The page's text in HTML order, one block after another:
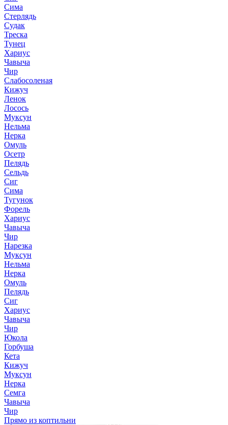
Сима
Стерлядь
Судак
Треска
Тунец
Хариус
Чавыча
Чир
Слабосоленая
Кижуч
Ленок
Лосось
Муксун
Нельма
Нерка
Омуль
Осетр
Пелядь
Сельдь
Сиг
Сима
Тугунок
Форель
Хариус
Чавыча
Чир
Нарезка
Муксун
Нельма
Нерка
Омуль
Пелядь
Сиг
Хариус
Чавыча
Чир
Юкола
Горбуша
Кета
Кижуч
Муксун
Нерка
Семга
Чавыча
Чир
Прямо из коптильни